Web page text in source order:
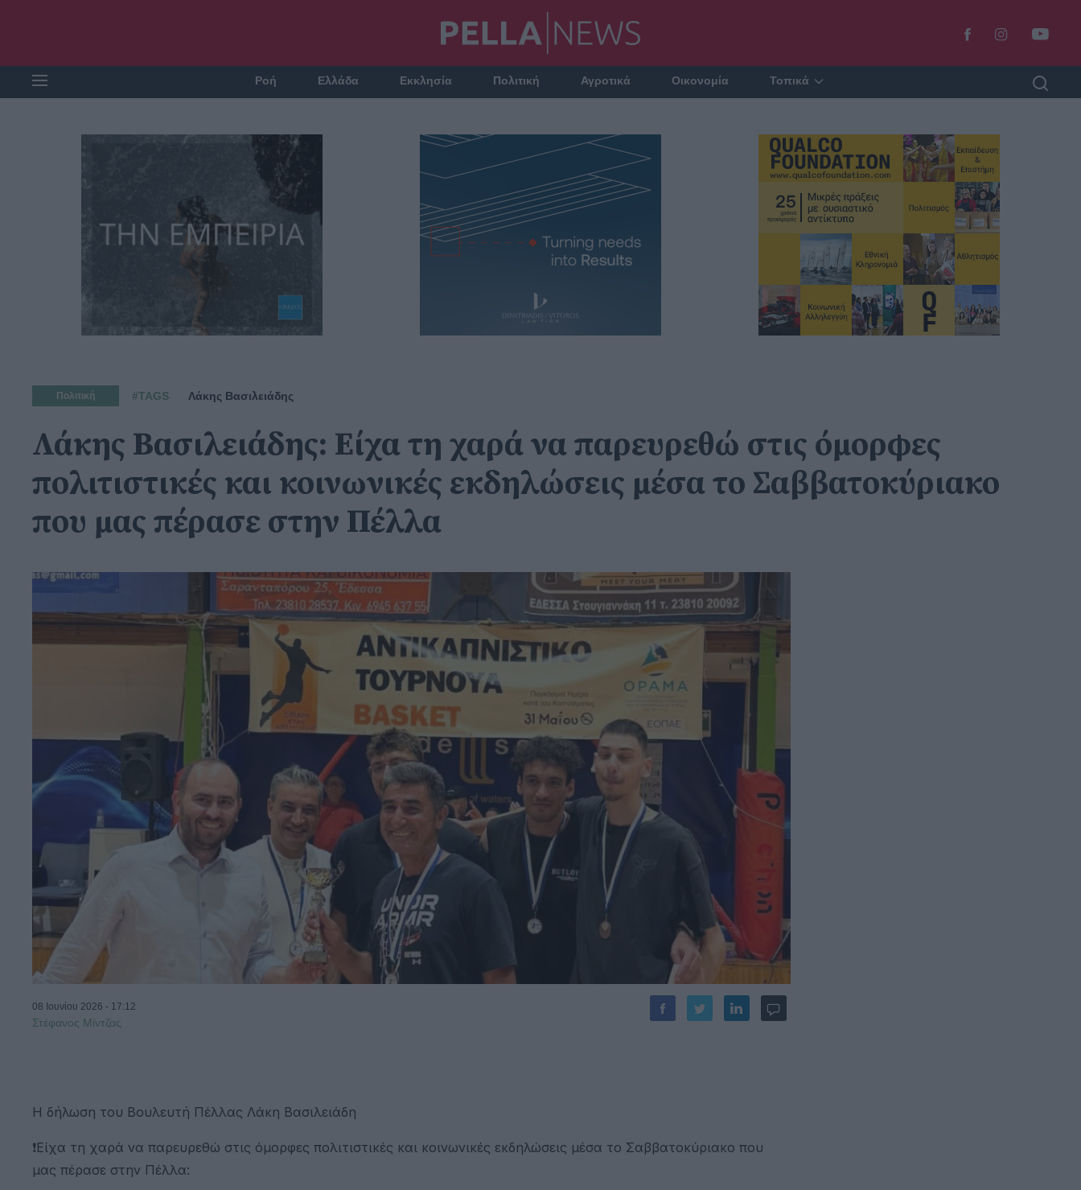
Ροή Ελλάδα Εκκλησία Πολιτική Αγροτικά Οικονομία Τοπικά
Πολιτική #TAGS Λάκης Βασιλειάδης
Λάκης Βασιλειάδης: Είχα τη χαρά να παρευρεθώ στις όμορφες
πολιτιστικές και κοινωνικές εκδηλώσεις μέσα το Σαββατοκύριακο
που μας πέρασε στην Πέλλα
08 Ιουνίου 2026 - 17:12
Στέφανος Μίντζας
Η δήλωση του Βουλευτή Πέλλας Λάκη Βασιλειάδη
❗Είχα τη χαρά να παρευρεθώ στις όμορφες πολιτιστικές και κοινωνικές εκδηλώσεις μέσα το Σαββατοκύριακο που
μας πέρασε στην Πέλλα: